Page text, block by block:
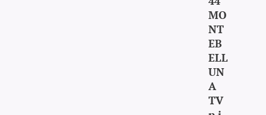
MO
NT
EB
ELL
UN
A
TV